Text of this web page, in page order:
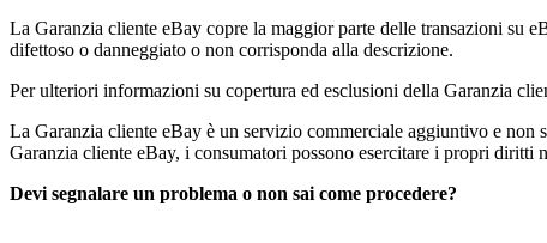
La Garanzia cliente eBay copre la maggior parte delle transazioni su
difettoso o danneggiato o non corrisponda alla descrizione.
Per ulteriori informazioni su copertura ed esclusioni della Garanzia
La Garanzia cliente eBay è un servizio commerciale aggiuntivo e
Garanzia cliente eBay, i consumatori possono esercitare i propri
Devi segnalare un problema o non sai come procedere?